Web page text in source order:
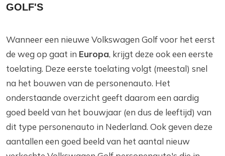
GOLF'S
Wanneer een nieuwe Volkswagen Golf voor het eerst
de weg op gaat in Europa, krijgt deze ook een eerste
toelating. Deze eerste toelating volgt (meestal) snel
na het bouwen van de personenauto. Het
onderstaande overzicht geeft daarom een aardig
goed beeld van het bouwjaar (en dus de leeftijd) van
dit type personenauto in Nederland. Ook geven deze
aantallen een goed beeld van het aantal nieuw